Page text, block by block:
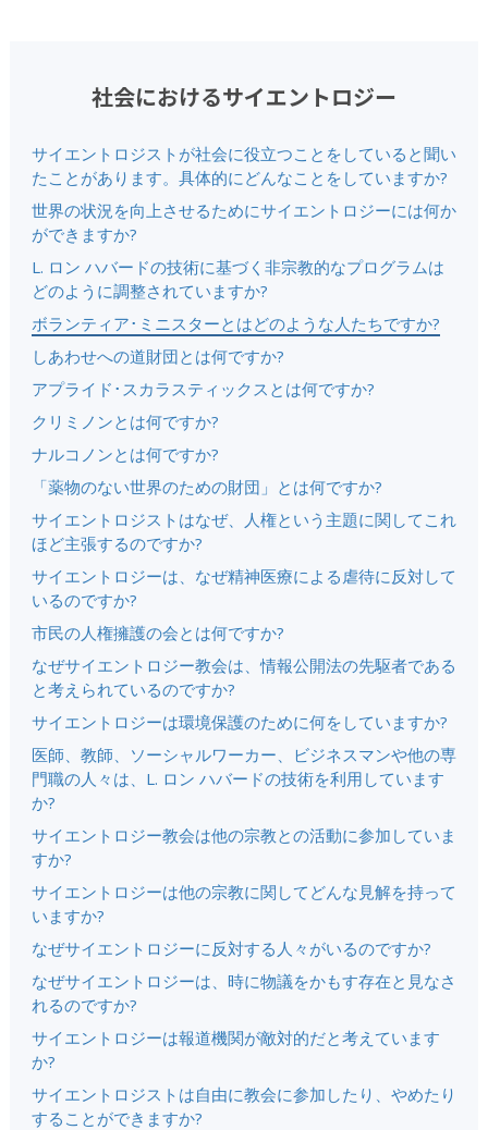
社会におけるサイエントロジー
サイエントロジストが社会に役立つことをしていると聞い
たことがあります。具体的にどんなことをしていますか?
世界の状況を向上させるためにサイエントロジーには何か
ができますか?
L. ロン ハバードの技術に基づく非宗教的なプログラムは
どのように調整されていますか?
ボランティア･ミニスターとはどのような人たちですか?
しあわせへの道財団とは何ですか?
アプライド･スカラスティックスとは何ですか?
クリミノンとは何ですか?
ナルコノンとは何ですか?
「薬物のない世界のための財団」とは何ですか?
サイエントロジストはなぜ、人権という主題に関してこれ
ほど主張するのですか?
サイエントロジーは、なぜ精神医療による虐待に反対して
いるのですか?
市民の人権擁護の会とは何ですか?
なぜサイエントロジー教会は、情報公開法の先駆者である
と考えられているのですか?
サイエントロジーは環境保護のために何をしていますか?
医師、教師、ソーシャルワーカー、ビジネスマンや他の専
門職の人々は、L. ロン ハバードの技術を利用しています
か?
サイエントロジー教会は他の宗教との活動に参加していま
すか?
サイエントロジーは他の宗教に関してどんな見解を持って
いますか?
なぜサイエントロジーに反対する人々がいるのですか?
なぜサイエントロジーは、時に物議をかもす存在と見なさ
れるのですか?
サイエントロジーは報道機関が敵対的だと考えています
か?
サイエントロジストは自由に教会に参加したり、やめたり
することができますか?